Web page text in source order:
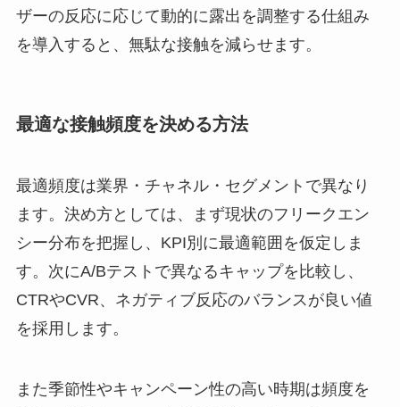
ザーの反応に応じて動的に露出を調整する仕組み
を導入すると、無駄な接触を減らせます。
最適な接触頻度を決める方法
最適頻度は業界・チャネル・セグメントで異なり
ます。決め方としては、まず現状のフリークエン
シー分布を把握し、KPI別に最適範囲を仮定しま
す。次にA/Bテストで異なるキャップを比較し、
CTRやCVR、ネガティブ反応のバランスが良い値
を採用します。
また季節性やキャンペーン性の高い時期は頻度を